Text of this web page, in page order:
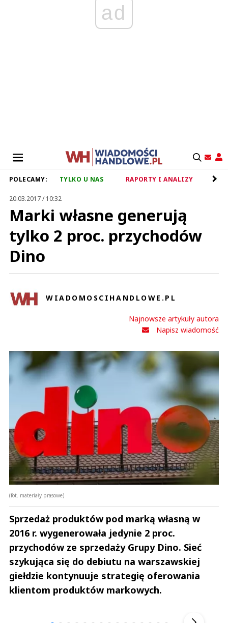
ad
POLECAMY: TYLKO U NAS RAPORTY I ANALIZY
20.03.2017 / 10:32
Marki własne generują
tylko 2 proc. przychodów
Dino
WIADOMOSCIHANDLOWE.PL
Najnowsze artykuły autora
Napisz wiadomość
(fot. materiały prasowe)
Sprzedaż produktów pod marką własną w
2016 r. wygenerowała jedynie 2 proc.
przychodów ze sprzedaży Grupy Dino. Sieć
szykująca się do debiutu na warszawskiej
giełdzie kontynuuje strategię oferowania
klientom produktów markowych.